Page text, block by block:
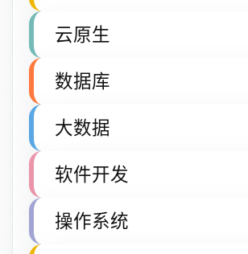
云原生
数据库
大数据
软件开发
操作系统